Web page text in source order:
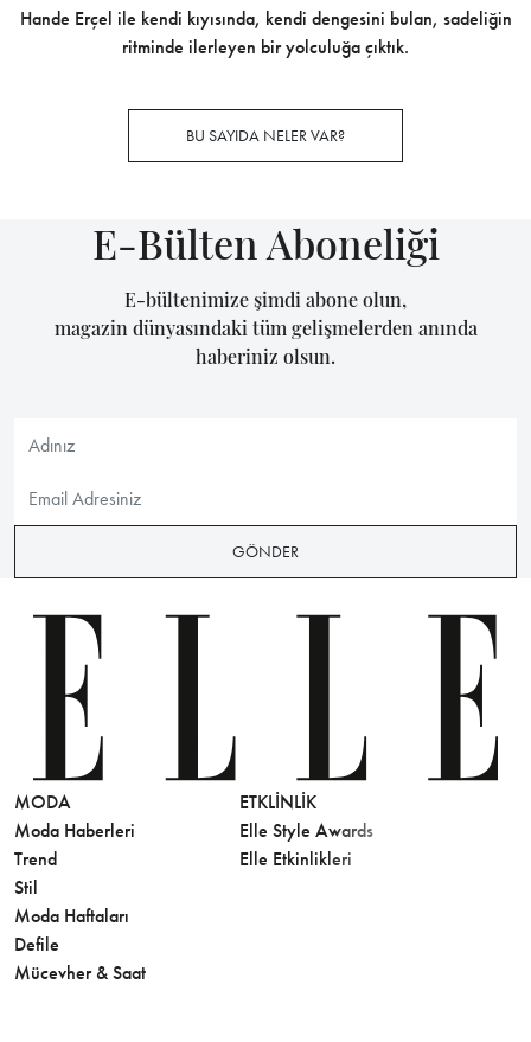
Hande Erçel ile kendi kıyısında, kendi dengesini bulan, sadeliğin
ritminde ilerleyen bir yolculuğa çıktık.
BU SAYIDA NELER VAR?
E-Bülten Aboneliği
E-bültenimize şimdi abone olun,
magazin dünyasındaki tüm gelişmelerden anında
haberiniz olsun.
GÖNDER
MODA
Moda Haberleri
Trend
Stil
Moda Haftaları
Defile
Mücevher & Saat
ETKLINLIK
Elle Style Awards
Elle Etkinlikleri